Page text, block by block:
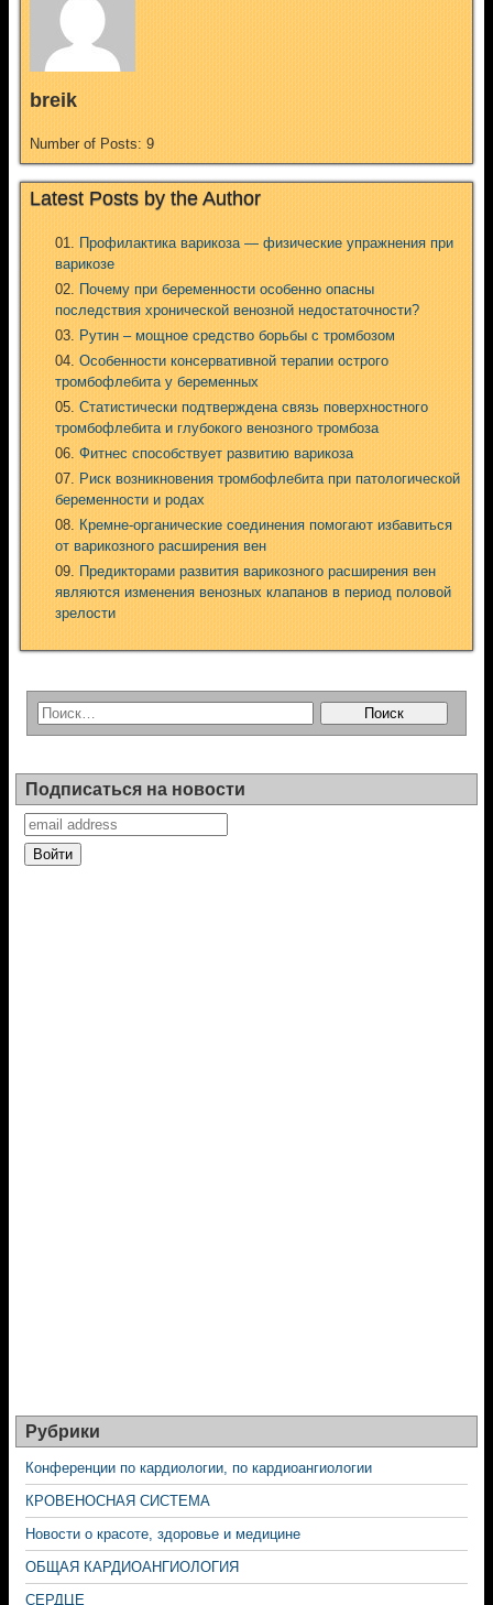
breik
Number of Posts: 9
Latest Posts by the Author
Профилактика варикоза — физические упражнения при
варикозе
Почему при беременности особенно опасны
последствия хронической венозной недостаточности?
Рутин – мощное средство борьбы с тромбозом
Особенности консервативной терапии острого
тромбофлебита у беременных
Статистически подтверждена связь поверхностного
тромбофлебита и глубокого венозного тромбоза
Фитнес способствует развитию варикоза
Риск возникновения тромбофлебита при патологической
беременности и родах
Кремне-органические соединения помогают избавиться
от варикозного расширения вен
Предикторами развития варикозного расширения вен
являются изменения венозных клапанов в период половой
зрелости
Подписаться на новости
Рубрики
Конференции по кардиологии, по кардиоангиологии
КРОВЕНОСНАЯ СИСТЕМА
Новости о красоте, здоровье и медицине
ОБЩАЯ КАРДИОАНГИОЛОГИЯ
СЕРДЦЕ